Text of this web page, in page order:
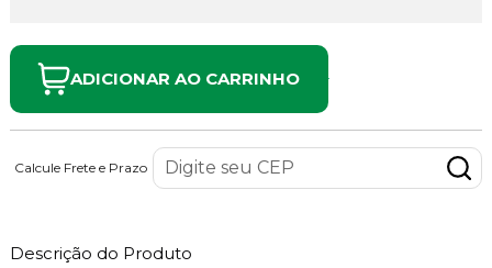
ADICIONAR AO CARRINHO
Calcule Frete e Prazo
Descrição do Produto